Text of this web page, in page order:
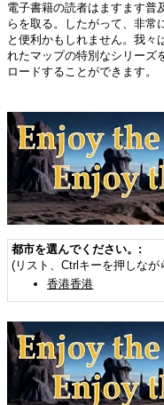
電子書籍の読者はますます普
らを取る。したがって、非常
と便利かもしれません。我々
れたマップの特別なシリーズ
ロードすることができます。
都市を選んでください。:
(リスト、Ctrlキーを押しな
香港香港